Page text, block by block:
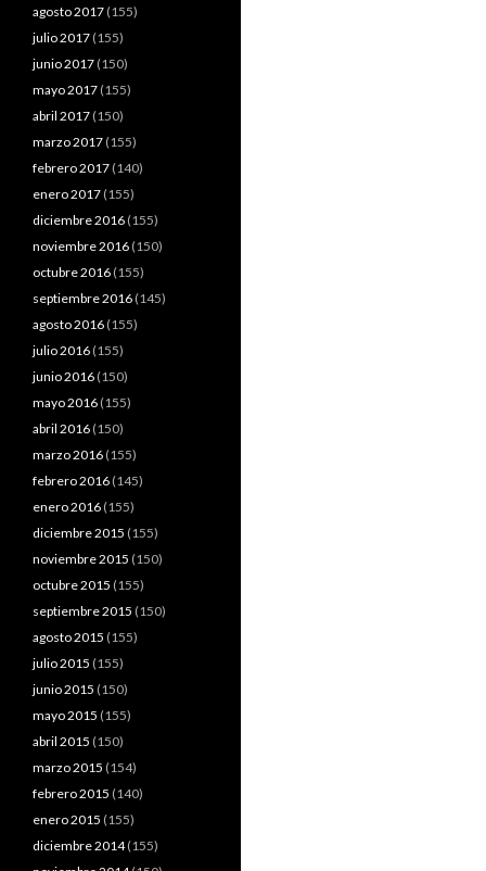
agosto 2017 (155)
julio 2017 (155)
junio 2017 (150)
mayo 2017 (155)
abril 2017 (150)
marzo 2017 (155)
febrero 2017 (140)
enero 2017 (155)
diciembre 2016 (155)
noviembre 2016 (150)
octubre 2016 (155)
septiembre 2016 (145)
agosto 2016 (155)
julio 2016 (155)
junio 2016 (150)
mayo 2016 (155)
abril 2016 (150)
marzo 2016 (155)
febrero 2016 (145)
enero 2016 (155)
diciembre 2015 (155)
noviembre 2015 (150)
octubre 2015 (155)
septiembre 2015 (150)
agosto 2015 (155)
julio 2015 (155)
junio 2015 (150)
mayo 2015 (155)
abril 2015 (150)
marzo 2015 (154)
febrero 2015 (140)
enero 2015 (155)
diciembre 2014(155)